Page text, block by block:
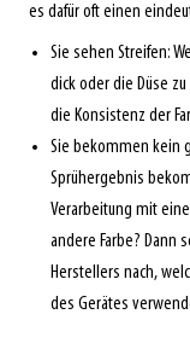
es dafür oft einen
Sie sehen Streifen:
dick oder die Düse
die Konsistenz der
Sie bekommen kein
Sprühergebnis
Verarbeitung mit
andere Farbe? Dann
Herstellers nach,
des Gerätes